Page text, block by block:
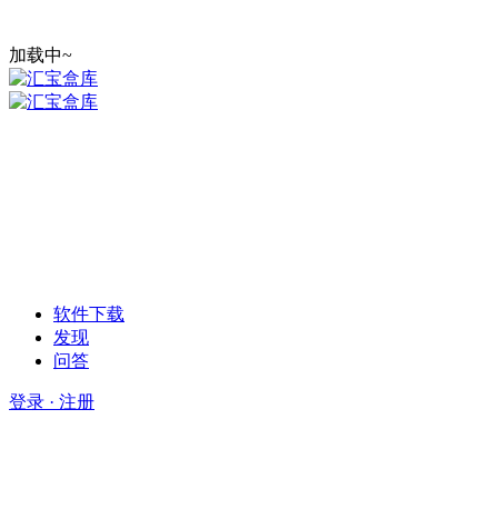
加载中~
软件下载
发现
问答
登录 · 注册